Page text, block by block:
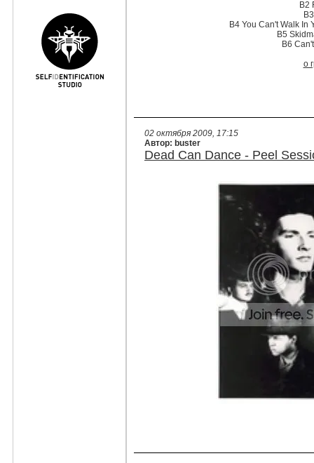
B2
B4 You Can't Walk In
B5
B6
о
02 октября 2009, 17:15
Автор: buster
Dead Can Dance - Peel